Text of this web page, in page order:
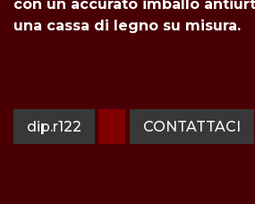
con un accurato imballo
una cassa di legno su misura.
dip.r122 CONTATTACI